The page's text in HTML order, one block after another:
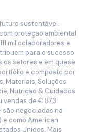
sustentável.
proteção ambiental
mil colaboradores e
para o sucesso
os setores e em quase
é composto por
Materiais, Soluções
Nutrição & Cuidados
vendas de € 87,3
são negociadas na
e como American
Unidos. Mais